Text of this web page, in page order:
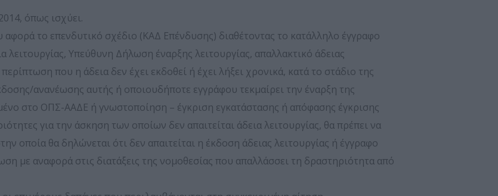
όπως ισχύει.
το επενδυτικό σχέδιο (ΚΑΔ Επένδυσης) διαθέτοντας το κατάλληλο έγγραφο
Υπεύθυνη Δήλωση έναρξης λειτουργίας, απαλλακτικό άδειας
που η άδεια δεν έχει εκδοθεί ή έχει λήξει χρονικά, κατά το στάδιο της
ανανέωσης αυτής ή οποιουδήποτε εγγράφου τεκμαίρει την έναρξη της
στο ΟΠΣ-ΑΑΔΕ ή γνωστοποίηση – έγκριση εγκατάστασης ή απόφασης έγκρισης
για την άσκηση των οποίων δεν απαιτείται άδεια λειτουργίας, θα πρέπει να
θα δηλώνεται ότι δεν απαιτείται η έκδοση άδειας λειτουργίας ή έγγραφο
με αναφορά στις διατάξεις της νομοθεσίας που απαλλάσσει τη δραστηριότητα από